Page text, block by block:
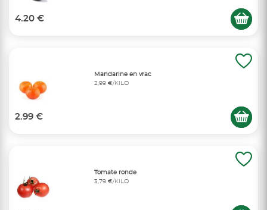
4.20 €
Mandarine en vrac
2,99 €/KILO
2.99 €
Tomate ronde
3,79 €/KILO